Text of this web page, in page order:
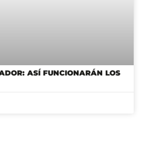
ASÍ FUNCIONARÁN LOS